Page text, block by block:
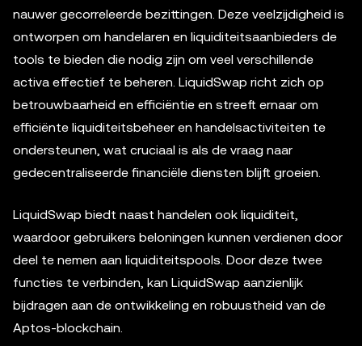
nauwer gecorreleerde bezittingen. Deze veelzijdigheid is
ontworpen om handelaren en liquiditeitsaanbieders de
tools te bieden die nodig zijn om veel verschillende
activa effectief te beheren. LiquidSwap richt zich op
betrouwbaarheid en efficiëntie en streeft ernaar om
efficiënte liquiditeitsbeheer en handelsactiviteiten te
ondersteunen, wat cruciaal is als de vraag naar
gedecentraliseerde financiële diensten blijft groeien.
LiquidSwap biedt naast handelen ook liquiditeit,
waardoor gebruikers beloningen kunnen verdienen door
deel te nemen aan liquiditeitspools. Door deze twee
functies te verbinden, kan LiquidSwap aanzienlijk
bijdragen aan de ontwikkeling en robuustheid van de
Aptos-blockchain.